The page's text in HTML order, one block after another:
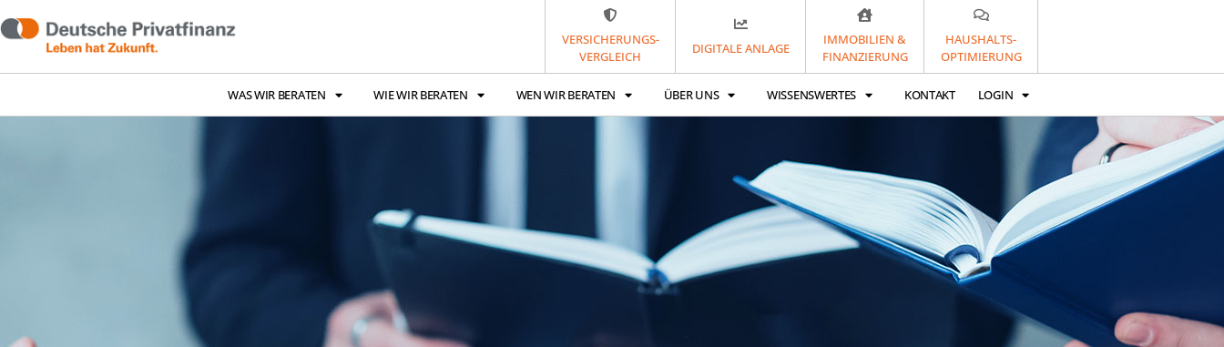
VERSICHERUNGS-
VERGLEICH
DIGITALE ANLAGE
IMMOBILIEN &
FINANZIERUNG
HAUSHALTS-
OPTIMIERUNG
WAS WIR BERATEN WIE WIR BERATEN WEN WIR BERATEN ÜBER UNS WISSENSWERTES KONTAKT LOGIN